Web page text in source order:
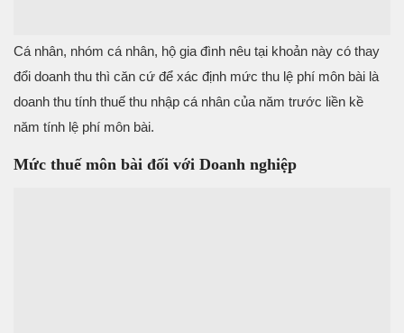
Cá nhân, nhóm cá nhân, hộ gia đình nêu tại khoản này có thay
đổi doanh thu thì căn cứ để xác định mức thu lệ phí môn bài là
doanh thu tính thuế thu nhập cá nhân của năm trước liền kề
năm tính lệ phí môn bài.
Mức thuế môn bài đối với Doanh nghiệp